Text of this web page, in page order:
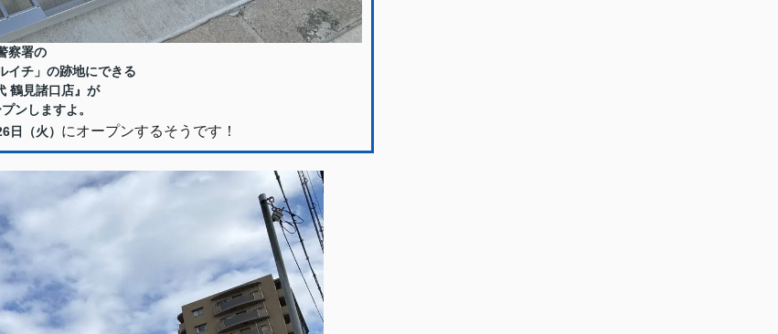
察署の
イチ」の跡地にできる
鶴見諸口店』が
ンしますよ。
日（火） にオープンするそうです！